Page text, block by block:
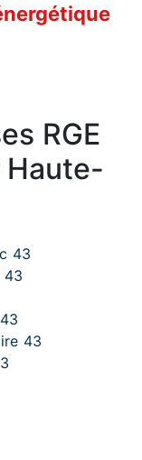
RGE
43
43
43